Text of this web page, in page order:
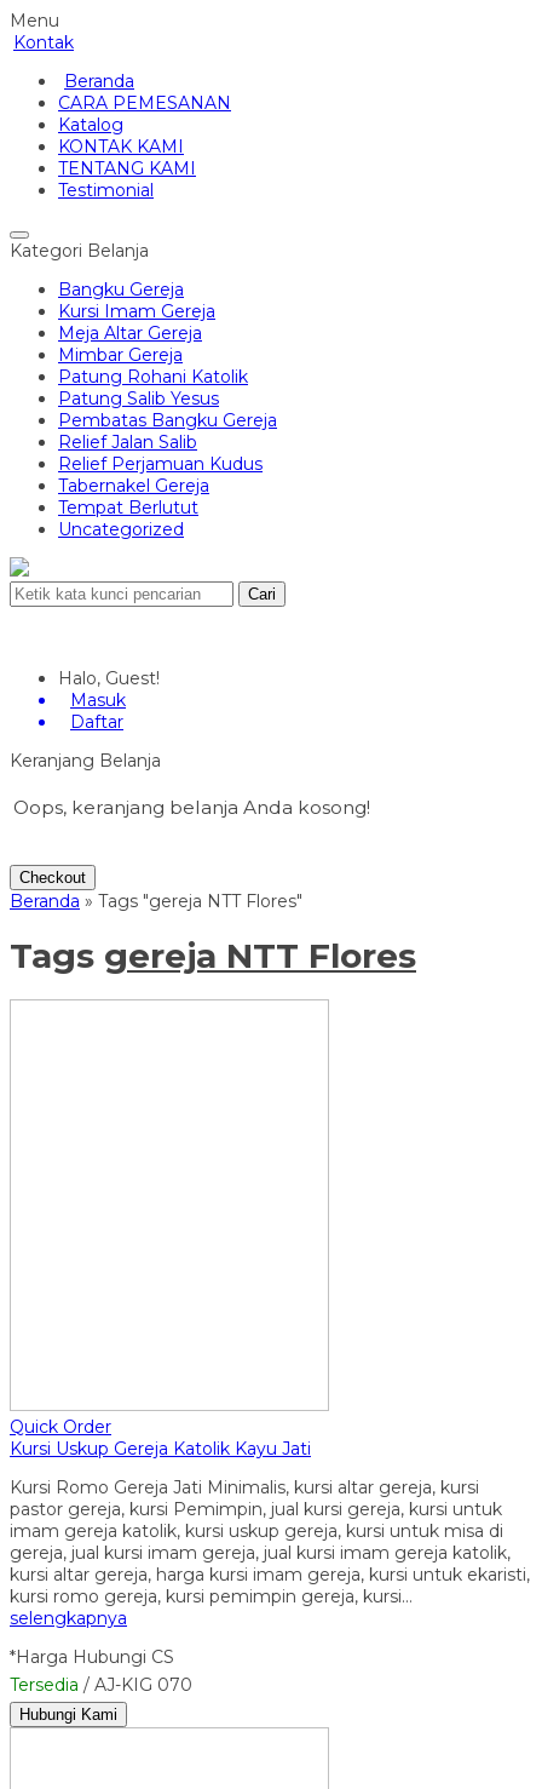
Menu
Kontak
Beranda
CARA PEMESANAN
Katalog
KONTAK KAMI
TENTANG KAMI
Testimonial
Kategori Belanja
Bangku Gereja
Kursi Imam Gereja
Meja Altar Gereja
Mimbar Gereja
Patung Rohani Katolik
Patung Salib Yesus
Pembatas Bangku Gereja
Relief Jalan Salib
Relief Perjamuan Kudus
Tabernakel Gereja
Tempat Berlutut
Uncategorized
Cari
Halo, Guest!
Masuk
Daftar
Keranjang Belanja
Oops, keranjang belanja Anda kosong!
Checkout
Beranda » Tags "gereja NTT Flores"
Tags gereja NTT Flores
Quick Order
Kursi Uskup Gereja Katolik Kayu Jati
Kursi Romo Gereja Jati Minimalis, kursi altar gereja, kursi
pastor gereja, kursi Pemimpin, jual kursi gereja, kursi untuk
imam gereja katolik, kursi uskup gereja, kursi untuk misa di
gereja, jual kursi imam gereja, jual kursi imam gereja katolik,
kursi altar gereja, harga kursi imam gereja, kursi untuk ekaristi,
kursi romo gereja, kursi pemimpin gereja, kursi…
selengkapnya
*Harga Hubungi CS
Tersedia / AJ-KIG 070
Hubungi Kami